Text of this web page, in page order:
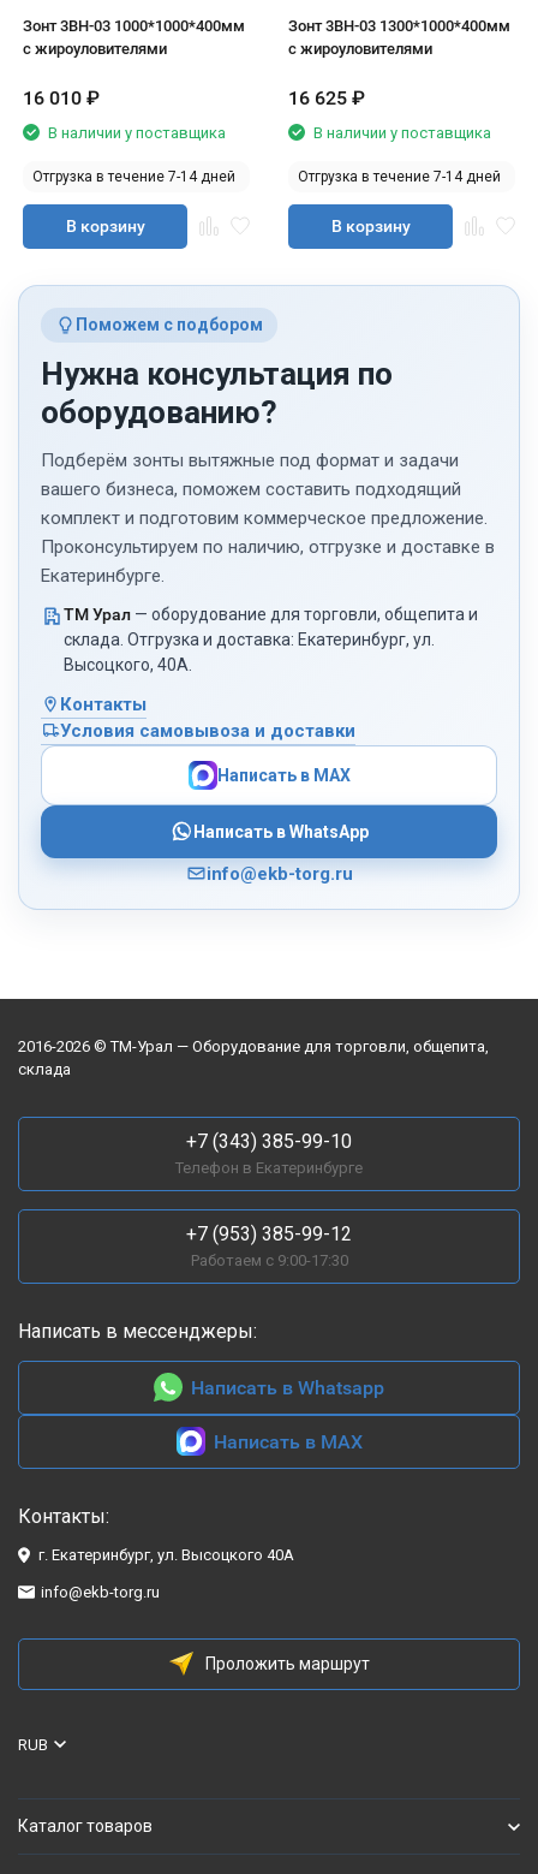
Зонт 3ВН-03 1000*1000*400мм
с жироуловителями
16 010 ₽
В наличии у поставщика
Отгрузка в течение 7-14 дней
В корзину
Зонт 3ВН-03 1300*1000*400мм
с жироуловителями
16 625 ₽
В наличии у поставщика
Отгрузка в течение 7-14 дней
В корзину
Поможем с подбором
Нужна консультация по
оборудованию?
Подберём зонты вытяжные под формат и задачи
вашего бизнеса, поможем составить подходящий
комплект и подготовим коммерческое предложение.
Проконсультируем по наличию, отгрузке и доставке в
Екатеринбурге.
ТМ Урал — оборудование для торговли, общепита и
склада. Отгрузка и доставка: Екатеринбург, ул.
Высоцкого, 40А.
Контакты
Условия самовывоза и доставки
Написать в MAX
Написать в WhatsApp
info@ekb-torg.ru
2016-2026 © ТМ-Урал — Оборудование для торговли, общепита,
склада
+7 (343) 385-99-10
Телефон в Екатеринбурге
+7 (953) 385-99-12
Работаем с 9:00-17:30
Написать в мессенджеры:
Написать в Whatsapp
Написать в MAX
Контакты:
г. Екатеринбург, ул. Высоцкого 40А
info@ekb-torg.ru
Проложить маршрут
RUB
Каталог товаров